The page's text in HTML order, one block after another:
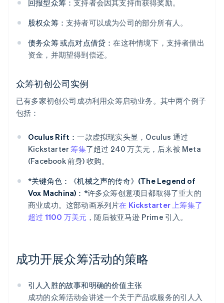
回报型众筹：支持者会因其支持而获得奖励。
股权众筹： 支持者可以成为公司的部分所有人。
债务众筹或点对点借贷：在这种情境下，支持者借出
资金，并期望得到偿还。
众筹初创公司实例
已有多家初创公司成功利用众筹启动业务。其中两个例子
包括：
Oculus Rift：一款虚拟现实头显，Oculus 通过
Kickstarter筹集了超过 240 万美元，后来被 Meta
(Facebook 前身) 收购。
*关键角色：《机械之声的传奇》(The Legend of
Vox Machina)： *许多众筹创意项目都取得了重大的
商业成功。这部动画系列片在 Kickstarter 上筹集了
超过 1100 万美元 ，随后被亚马逊 Prime 引入。
成功开展众筹活动的策略
引人入胜的故事和明确的价值主张
成功的众筹活动会讲述一个关于产品或服务的引人入